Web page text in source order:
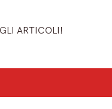
ARTICOLI!